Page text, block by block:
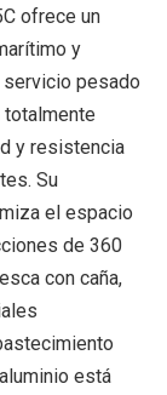
ofrece un
y
servicio pesado
totalmente
y resistencia
Su
el espacio
de 360
con caña,
está